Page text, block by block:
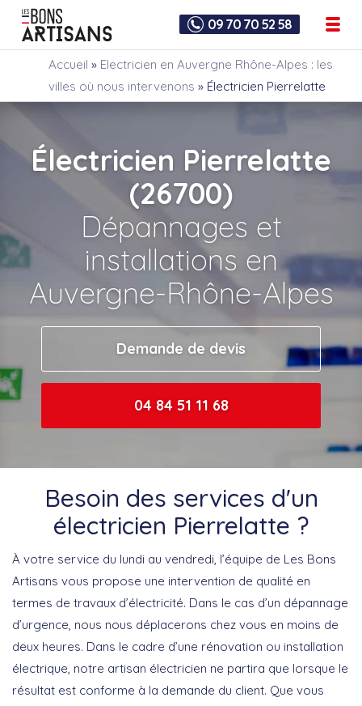
09 70 70 52 58
Accueil » Electricien en Auvergne Rhône-Alpes : les
villes où nous intervenons » Électricien Pierrelatte
Électricien Pierrelatte
(26700)
Dépannages et
installations en
Auvergne-Rhône-Alpes
Demande de devis
04 84 51 11 68
Besoin des services d'un
électricien Pierrelatte ?
À votre service du lundi au vendredi, l’équipe de Les Bons
Artisans vous propose une intervention de qualité en
termes de travaux d’électricité. Dans le cas d’un dépannage
d’urgence, nous nous déplacerons chez vous en moins de
deux heures. Dans le cadre d’une rénovation ou installation
électrique, notre artisan électricien ne partira que lorsque le
résultat est conforme à la demande du client. Que vous